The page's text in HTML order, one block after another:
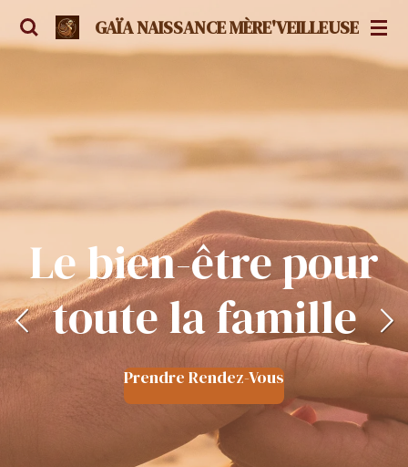
Passer
au
GAÏA NAISSANCE MÈRE'VEILLEUSE
Le bien-être pour
toute la famille
Prendre Rendez-Vous